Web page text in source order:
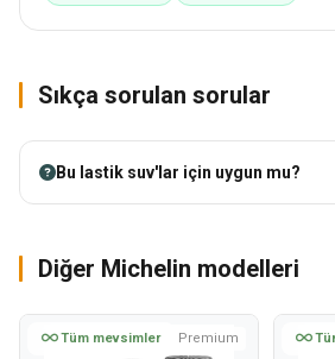
Sıkça sorulan sorular
Bu lastik suv'lar için uygun mu?
Diğer Michelin modelleri
Tüm mevsimler Premium